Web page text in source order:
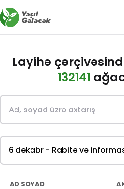
Layihə
132141
AD SOYAD